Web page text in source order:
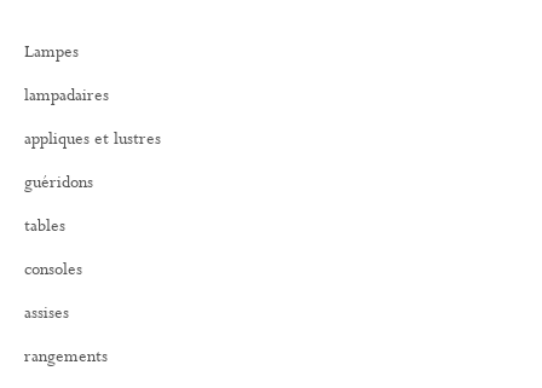
c
e
:
Lampes
lampadaires
appliques et lustres
guéridons
tables
consoles
assises
rangements